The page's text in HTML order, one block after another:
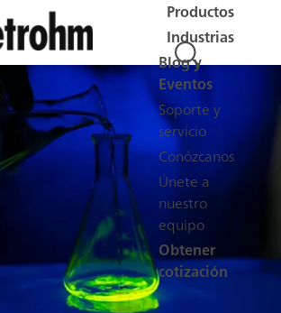
Productos
Industrias
Blog y
Eventos
Soporte y
servicio
Conózcanos
Únete a
nuestro
equipo
Obtener
cotización